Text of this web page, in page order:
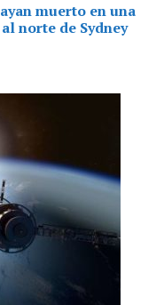
muerto en una
norte de Sydney